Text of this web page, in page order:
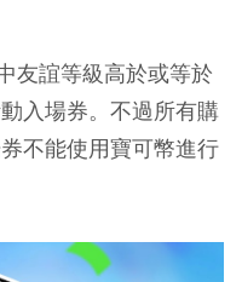
友誼等級高於或等於
入場券。不過所有購
不能使用寶可幣進行